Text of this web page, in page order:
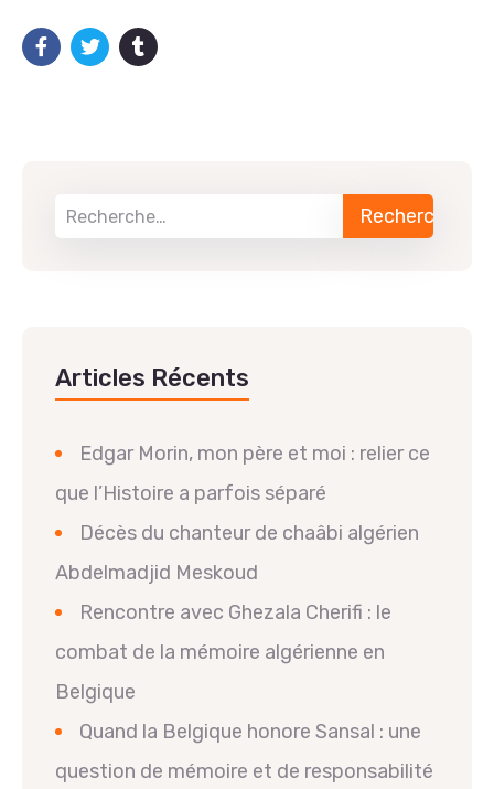
Articles Récents
Edgar Morin, mon père et moi : relier ce
que l’Histoire a parfois séparé
Décès du chanteur de chaâbi algérien
Abdelmadjid Meskoud
Rencontre avec Ghezala Cherifi : le
combat de la mémoire algérienne en
Belgique
Quand la Belgique honore Sansal : une
question de mémoire et de responsabilité